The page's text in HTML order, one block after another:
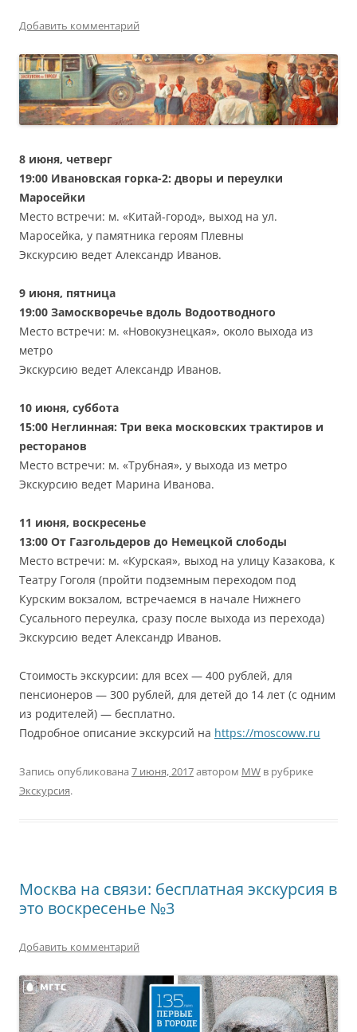
Добавить комментарий
8 июня, четверг
19:00 Ивановская горка-2: дворы и переулки
Маросейки
Место встречи: м. «Китай-город», выход на ул.
Маросейка, у памятника героям Плевны
Экскурсию ведет Александр Иванов.
9 июня, пятница
19:00 Замоскворечье вдоль Водоотводного
Место встречи: м. «Новокузнецкая», около выхода из
метро
Экскурсию ведет Александр Иванов.
10 июня, суббота
15:00 Неглинная: Три века московских трактиров и
ресторанов
Место встречи: м. «Трубная», у выхода из метро
Экскурсию ведет Марина Иванова.
11 июня, воскресенье
13:00 От Газгольдеров до Немецкой слободы
Место встречи: м. «Курская», выход на улицу Казакова, к
Театру Гоголя (пройти подземным переходом под
Курским вокзалом, встречаемся в начале Нижнего
Сусального переулка, сразу после выхода из перехода)
Экскурсию ведет Александр Иванов.
Стоимость экскурсии: для всех — 400 рублей, для
пенсионеров — 300 рублей, для детей до 14 лет (с одним
из родителей) — бесплатно.
Подробное описание экскурсий на https://moscoww.ru
Запись опубликована 7 июня, 2017автором MW в рубрике
Экскурсия.
Москва на связи: бесплатная экскурсия в
это воскресенье №3
Добавить комментарий